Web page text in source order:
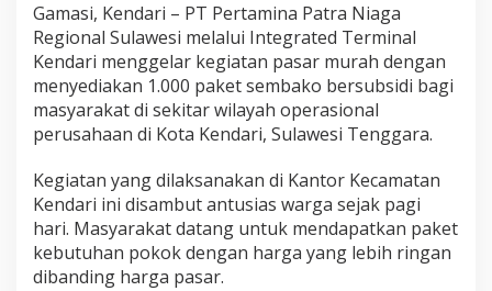
a
N
i
a
g
a
R
g
i
n
a
Gamasi, Kendari – PT Pertamina Patra Niaga
Regional Sulawesi melalui Integrated Terminal
Kendari menggelar kegiatan pasar murah dengan
menyediakan 1.000 paket sembako bersubsidi bagi
masyarakat di sekitar wilayah operasional
perusahaan di Kota Kendari, Sulawesi Tenggara.
Kegiatan yang dilaksanakan di Kantor Kecamatan
Kendari ini disambut antusias warga sejak pagi
hari. Masyarakat datang untuk mendapatkan paket
kebutuhan pokok dengan harga yang lebih ringan
dibanding harga pasar.